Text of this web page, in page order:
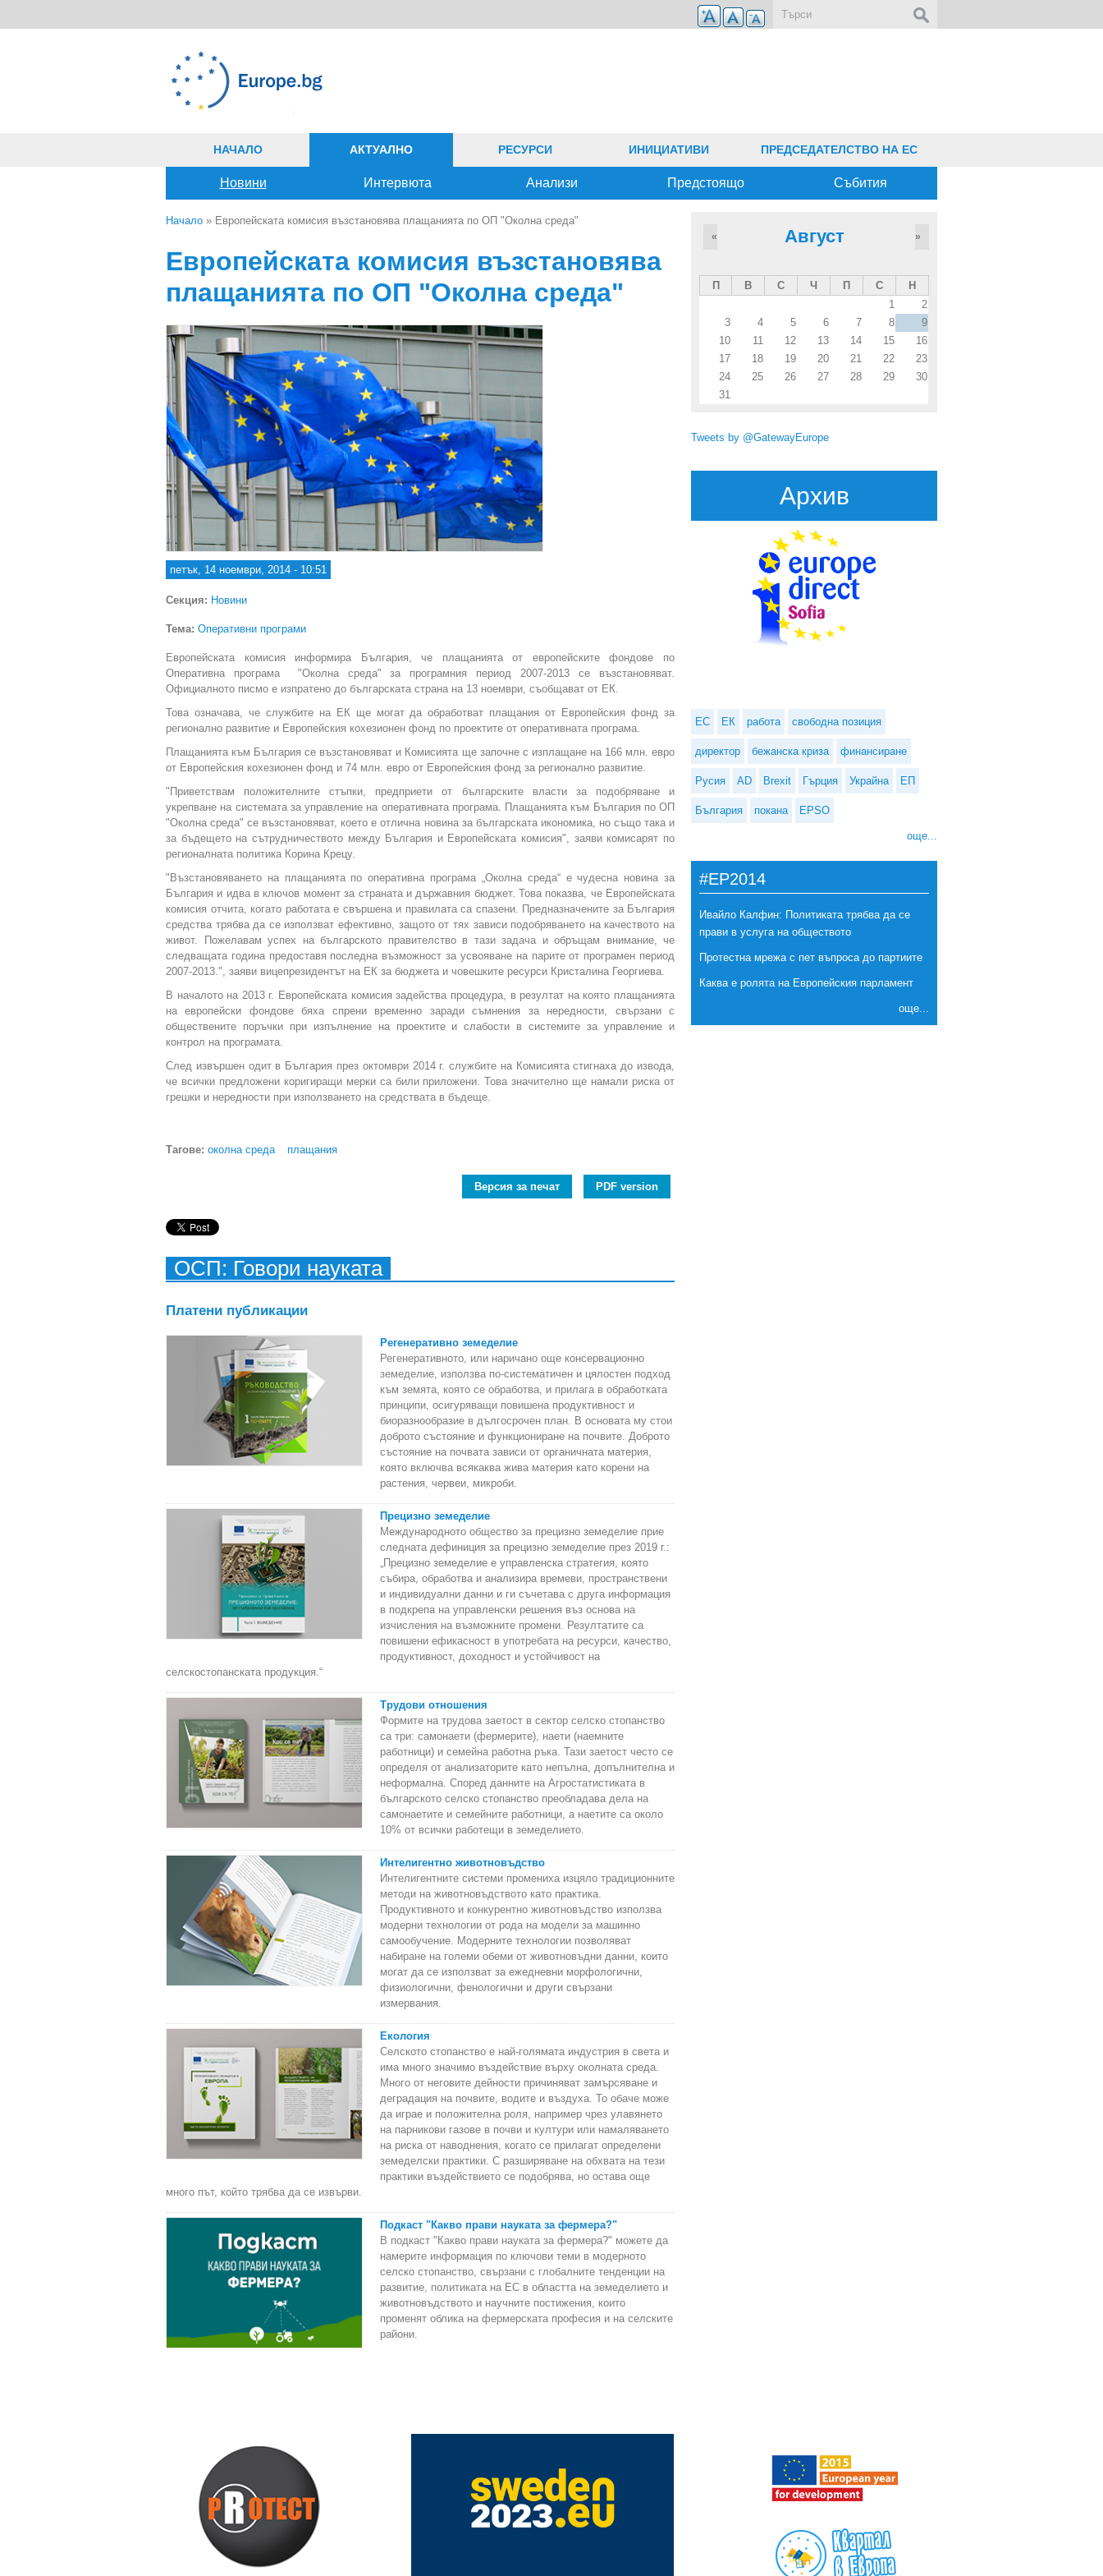
НАЧАЛО АКТУАЛНО
Новини Интервюта Анализи Предстоящо Събития
РЕСУРСИ ИНИЦИАТИВИ ПРЕДСЕДАТЕЛСТВО НА ЕС
Начало » Европейската комисия възстановява плащанията по ОП "Околна среда"
Европейската комисия възстановява
плащанията по ОП "Околна среда"
петък, 14 ноември, 2014 - 10:51
Секция: Новини
Тема: Оперативни програми
Европейската комисия информира България, че плащанията от европейските фондове по
Оперативна програма "Околна среда" за програмния период 2007-2013 се възстановяват.
Официалното писмо е изпратено до българската страна на 13 ноември, съобщават от ЕК.
Това означава, че службите на ЕК ще могат да обработват плащания от Европейския фонд за
регионално развитие и Европейския кохезионен фонд по проектите от оперативната програма.
Плащанията към България се възстановяват и Комисията ще започне с изплащане на 166 млн. евро
от Европейския кохезионен фонд и 74 млн. евро от Европейския фонд за регионално развитие.
"Приветствам положителните стъпки, предприети от българските власти за подобряване и
укрепване на системата за управление на оперативната програма. Плащанията към България по ОП
"Околна среда" се възстановяват, което е отлична новина за българската икономика, но също така и
за бъдещето на сътрудничеството между България и Европейската комисия", заяви комисарят по
регионалната политика Корина Крецу.
"Възстановяването на плащанията по оперативна програма „Околна среда“ е чудесна новина за
България и идва в ключов момент за страната и държавния бюджет. Това показва, че Европейската
комисия отчита, когато работата е свършена и правилата са спазени. Предназначените за България
средства трябва да се използват ефективно, защото от тях зависи подобряването на качеството на
живот. Пожелавам успех на българското правителство в тази задача и обръщам внимание, че
следващата година предоставя последна възможност за усвояване на парите от програмен период
2007-2013.", заяви вицепрезидентът на ЕК за бюджета и човешките ресурси Кристалина Георгиева.
В началото на 2013 г. Европейската комисия задейства процедура, в резултат на която плащанията
на европейски фондове бяха спрени временно заради съмнения за нередности, свързани с
обществените поръчки при изпълнение на проектите и слабости в системите за управление и
контрол на програмата.
След извършен одит в България през октомври 2014 г. службите на Комисията стигнаха до извода,
че всички предложени коригиращи мерки са били приложени. Това значително ще намали риска от
грешки и нередности при използването на средствата в бъдеще.
Тагове: околна среда плащания
Версия за печат PDF version
ОСП: Говори науката
Платени публикации
Регенеративно земеделие
Регенеративното, или наричано още консервационно
земеделие, използва по-систематичен и цялостен подход
към земята, която се обработва, и прилага в обработката
принципи, осигуряващи повишена продуктивност и
биоразнообразие в дългосрочен план. В основата му стои
доброто състояние и функциониране на почвите. Доброто
състояние на почвата зависи от органичната материя,
която включва всякаква жива материя като корени на
растения, червеи, микроби.
Прецизно земеделие
Международното общество за прецизно земеделие прие
следната дефиниция за прецизно земеделие през 2019 г.:
„Прецизно земеделие е управленска стратегия, която
събира, обработва и анализира времеви, пространствени
и индивидуални данни и ги съчетава с друга информация
в подкрепа на управленски решения въз основа на
изчисления на възможните промени. Резултатите са
повишени ефикасност в употребата на ресурси, качество,
продуктивност, доходност и устойчивост на
селскостопанската продукция.“
Трудови отношения
Формите на трудова заетост в сектор селско стопанство
са три: самонаети (фермерите), наети (наемните
работници) и семейна работна ръка. Тази заетост често се
определя от анализаторите като непълна, допълнителна и
неформална. Според данните на Агростатистиката в
българското селско стопанство преобладава дела на
самонаетите и семейните работници, а наетите са около
10% от всички работещи в земеделието.
Интелигентно животновъдство
Интелигентните системи промениха изцяло традиционните
методи на животновъдството като практика.
Продуктивното и конкурентно животновъдство използва
модерни технологии от рода на модели за машинно
самообучение. Модерните технологии позволяват
набиране на големи обеми от животновъдни данни, които
могат да се използват за ежедневни морфологични,
физиологични, фенологични и други свързани
измервания.
Екология
Селското стопанство е най-голямата индустрия в света и
има много значимо въздействие върху околната среда.
Много от неговите дейности причиняват замърсяване и
деградация на почвите, водите и въздуха. То обаче може
да играе и положителна роля, например чрез улавянето
на парникови газове в почви и култури или намаляването
на риска от наводнения, когато се прилагат определени
земеделски практики. С разширяване на обхвата на тези
практики въздействието се подобрява, но остава още
много път, който трябва да се извърви.
Подкаст "Какво прави науката за фермера?"
В подкаст "Какво прави науката за фермера?" можете да
намерите информация по ключови теми в модерното
селско стопанство, свързани с глобалните тенденции на
развитие, политиката на ЕС в областта на земеделието и
животновъдството и научните постижения, които
променят облика на фермерската професия и на селските
райони.
Август
« »
П В С Ч П С
Н
1
2
3
4 5 6 7 8
9
10
11 12 13 14 15
16
17
18 19 20 21 22
23
24
25 26 27 28 29
30
31
Tweets by @GatewayEurope
Архив
ЕС ЕК работа свободна позиция
директор бежанска криза финансиране
Русия AD Brexit Гърция Украйна ЕП
България покана EPSO
още...
#EP2014
Ивайло Калфин: Политиката трябва да се
прави в услуга на обществото
Протестна мрежа с пет въпроса до партиите
Каква е ролята на Европейския парламент
още...